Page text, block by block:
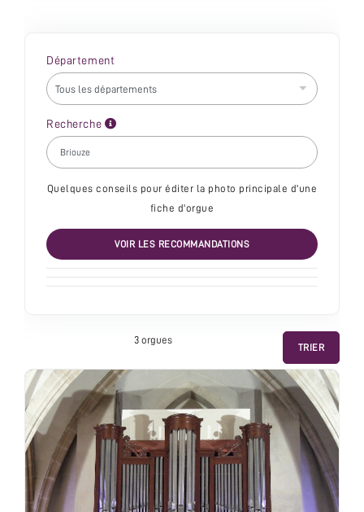
Département
Recherche
Quelques conseils pour éditer la photo principale d'une
fiche d'orgue
VOIR LES RECOMMANDATIONS
TRIER
3 orgues